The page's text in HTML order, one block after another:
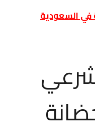
السعودية